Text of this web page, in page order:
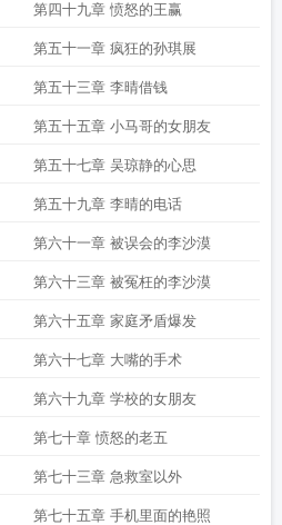
第四十九章 愤怒的王赢
第五十一章 疯狂的孙琪展
第五十三章 李晴借钱
第五十五章 小马哥的女朋友
第五十七章 吴琼静的心思
第五十九章 李晴的电话
第六十一章 被误会的李沙漠
第六十三章 被冤枉的李沙漠
第六十五章 家庭矛盾爆发
第六十七章 大嘴的手术
第六十九章 学校的女朋友
第七十章 愤怒的老五
第七十三章 急救室以外
第七十五章 手机里面的艳照